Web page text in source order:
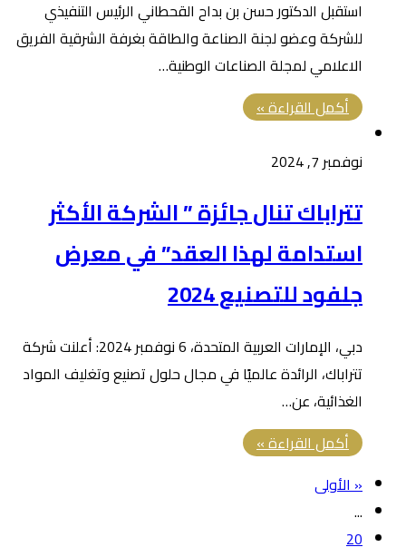
استقبل الدكتور حسن بن بداح القحطاني الرئيس التنفيذي
للشركة وعضو لجنة الصناعة والطاقة بغرفة الشرقية الفريق
الاعلامي لمجلة الصناعات الوطنية…
أكمل القراءة »
نوفمبر 7, 2024
تتراباك تنال جائزة ” الشركة الأكثر
استدامة لهذا العقد” في معرض
جلفود للتصنيع 2024
دبي، الإمارات العربية المتحدة، 6 نوفمبر 2024: أعلنت شركة
تتراباك، الرائدة عالميًا في مجال حلول تصنيع وتغليف المواد
الغذائية، عن…
أكمل القراءة »
« الأولى
...
20